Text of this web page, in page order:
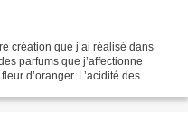
création que j’ai réalisé dans
parfums que j’affectionne
d’oranger. L’acidité des